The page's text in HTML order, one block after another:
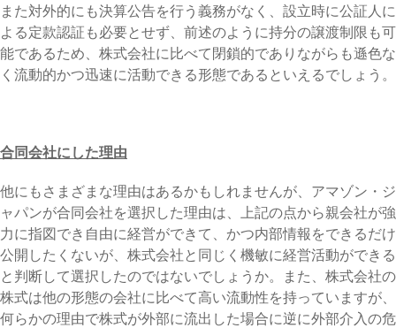
また対外的にも決算公告を行う義務がなく、設立時に公証人に
よる定款認証も必要とせず、前述のように持分の譲渡制限も可
能であるため、株式会社に比べて閉鎖的でありながらも遜色な
く流動的かつ迅速に活動できる形態であるといえるでしょう。
合同会社にした理由
他にもさまざまな理由はあるかもしれませんが、アマゾン・ジ
ャパンが合同会社を選択した理由は、上記の点から親会社が強
力に指図でき自由に経営ができて、かつ内部情報をできるだけ
公開したくないが、株式会社と同じく機敏に経営活動ができる
と判断して選択したのではないでしょうか。また、株式会社の
株式は他の形態の会社に比べて高い流動性を持っていますが、
何らかの理由で株式が外部に流出した場合に逆に外部介入の危